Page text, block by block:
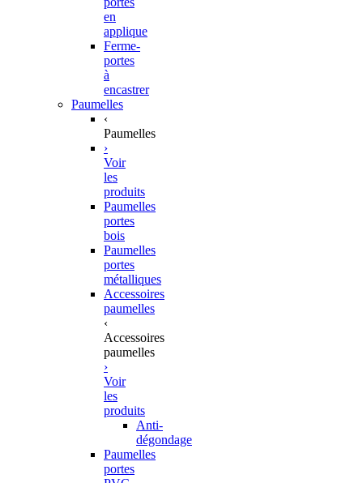
en
applique
Ferme-
portes
à
encastrer
Paumelles
‹
Paumelles
›
Voir
les
produits
Paumelles
portes
bois
Paumelles
portes
métalliques
Accessoires
paumelles
‹
Accessoires
paumelles
›
Voir
les
produits
Anti-
dégondage
Paumelles
portes